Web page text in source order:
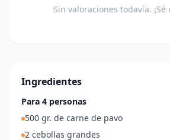
Sin valoraciones todavía.
Ingredientes
Para 4 personas
500 gr. de carne de pavo
2 cebollas grandes